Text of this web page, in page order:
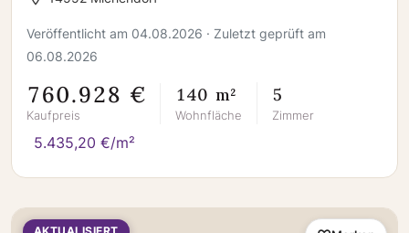
Veröffentlicht am 04.08.2026 · Zuletzt geprüft am
06.08.2026
760.928 €
Kaufpreis
140 m²
Wohnfläche
5
Zimmer
5.435,20 €/m²